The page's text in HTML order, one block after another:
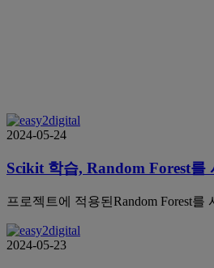
2024-05-24
Scikit 학습, Random Forest를
프로젝트에 적용된Random Forest
2024-05-23